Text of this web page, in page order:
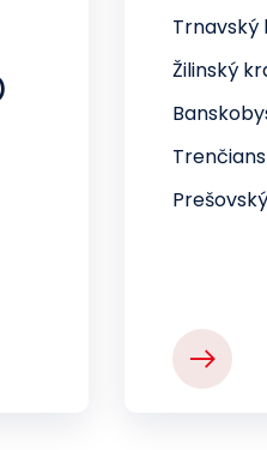
Trnavský
Žilinský